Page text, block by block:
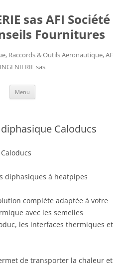
sas AFI Société
Fournitures
Raccords & Outils Aeronautique, AF
INGENIERIE sas
Menu
Caloducs
diphasiques à heatpipes
complète adaptée à votre
avec les semelles
les interfaces thermiques et
de transporter la chaleur et